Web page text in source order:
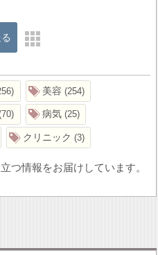
美容 254
70 病気 25
クリニック 3
つ情報をお届けしています。